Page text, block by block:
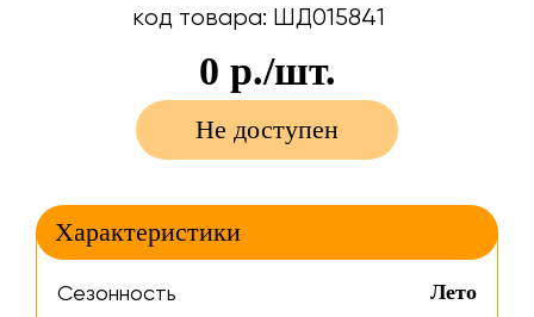
код товара: ШД015841
0 р./шт.
Не доступен
Характеристики
Сезонность Лето